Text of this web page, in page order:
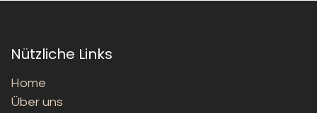
Nützliche Links
Home
Über uns